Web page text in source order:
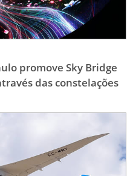
promove Sky Bridge
das constelações